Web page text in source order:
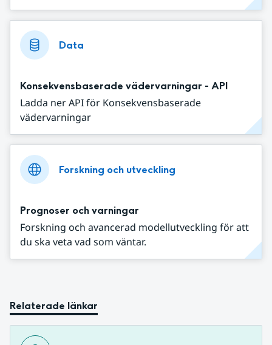
Data
Konsekvensbaserade vädervarningar - API
Ladda ner API för Konsekvensbaserade
vädervarningar
Forskning och utveckling
Prognoser och varningar
Forskning och avancerad modellutveckling för att
du ska veta vad som väntar.
Relaterade länkar